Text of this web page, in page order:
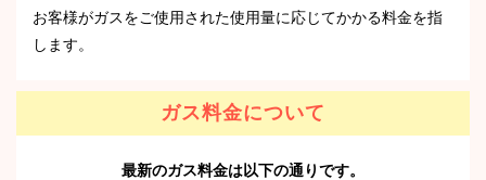
お客様がガスをご使用された使用量に応じてかかる料金を指
します。
ガス料金について
最新のガス料金は以下の通りです。